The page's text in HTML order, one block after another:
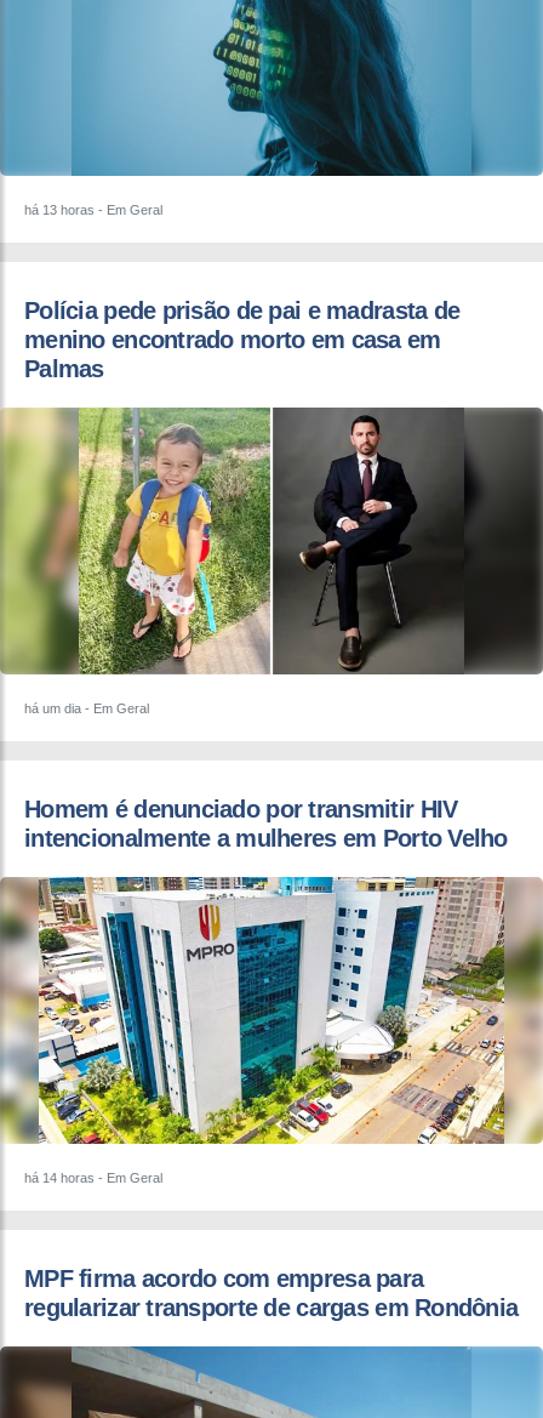
há 13 horas - Em Geral
Polícia pede prisão de pai e madrasta de
menino encontrado morto em casa em
Palmas
há um dia - Em Geral
Homem é denunciado por transmitir HIV
intencionalmente a mulheres em Porto Velho
há 14 horas - Em Geral
MPF firma acordo com empresa para
regularizar transporte de cargas em Rondônia